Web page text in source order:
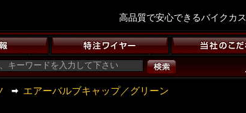
高品質で安心できるバイクカ
エアーバルブキャップ／グリーン